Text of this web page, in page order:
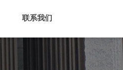
联系我们